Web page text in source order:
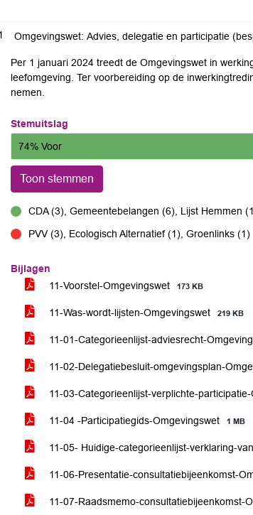
Omgevingswet: Advies, delegatie en participatie
Per 1 januari 2024 treedt de Omgevingswet in
leefomgeving. Ter voorbereiding op de
nemen.
Stemuitslag
74% Voor
Toon stemmen
CDA (3), Gemeentebelangen (6), Lijst Hemmen
PVV (3), Ecologisch Alternatief (1), Groenlinks (1)
Bijlagen
11-Voorstel-Omgevingswet
173 KB
11-Was-wordt-lijsten-Omgevingswet 219 KB
11-01-Categorieenlijst-adviesrecht-
11-02-Delegatiebesluit-omgevingsplan-
11-03-Categorieenlijst-verplichte-
11-04 -Participatiegids-Omgevingswet 1 MB
11-05- Huidige-categorieenlijst-verklaring-
11-06-Presentatie-consultatiebijeenkomst-
11-07-Raadsmemo-consultatiebijeenkomst-